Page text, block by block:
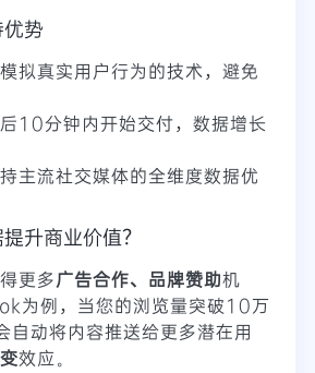
势
拟真实用户行为的技术，避免
10分钟内开始交付，数据增长
主流社交媒体的全维度数据优
升商业价值？
更多广告合作、品牌赞助机
为例，当您的浏览量突破10万
自动将内容推送给更多潜在用
效应。